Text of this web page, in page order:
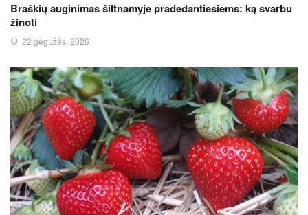
Braškių auginimas šiltnamyje pradedantiesiems: ką svarbu
žinoti
22 gegužės, 2026